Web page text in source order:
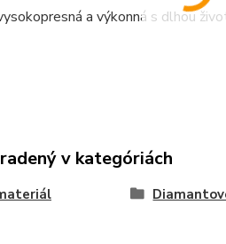
a výkonná s dlhou
v kategóriách